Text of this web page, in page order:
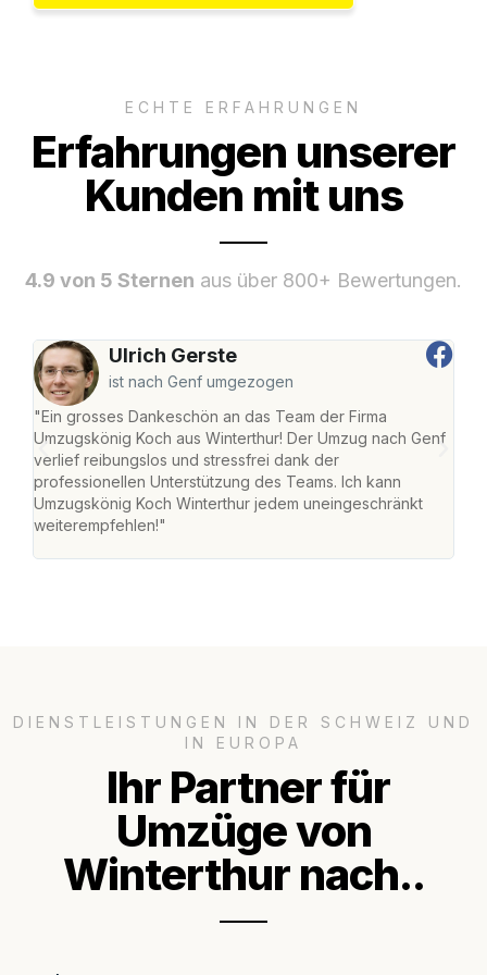
ECHTE ERFAHRUNGEN
Erfahrungen unserer
Kunden mit uns
4.9 von 5 Sternen aus über 800+ Bewertungen.
Ulrich Gerste
ist nach Genf umgezogen
"Ein grosses Dankeschön an das Team der Firma
Umzugskönig Koch aus Winterthur! Der Umzug nach Genf
verlief reibungslos und stressfrei dank der
professionellen Unterstützung des Teams. Ich kann
Umzugskönig Koch Winterthur jedem uneingeschränkt
weiterempfehlen!"
DIENSTLEISTUNGEN IN DER SCHWEIZ UND
IN EUROPA
Ihr Partner für
Umzüge von
Winterthur nach..